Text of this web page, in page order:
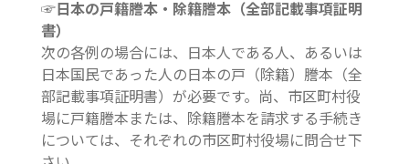
☞日本の戸籍謄本・除籍謄本（全部記載事項証明
書）
次の各例の場合には、日本人である人、あるいは
日本国民であった人の日本の戸（除籍）謄本（全
部記載事項証明書）が必要です。尚、市区町村役
場に戸籍謄本または、除籍謄本を請求する手続き
については、それぞれの市区町村役場に問合せ下